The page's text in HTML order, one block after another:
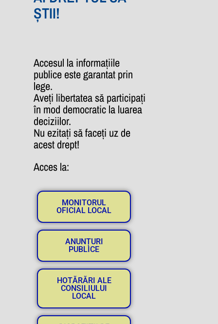
ȘTII!
Accesul la informațiile
publice este garantat prin
lege.
Aveți libertatea să participați
în mod democratic la luarea
deciziilor.
Nu ezitați să faceți uz de
acest drept!
Acces la:
MONITORUL
OFICIAL LOCAL
ANUNȚURI
PUBLICE
HOTĂRĂRI ALE
CONSILIULUI
LOCAL